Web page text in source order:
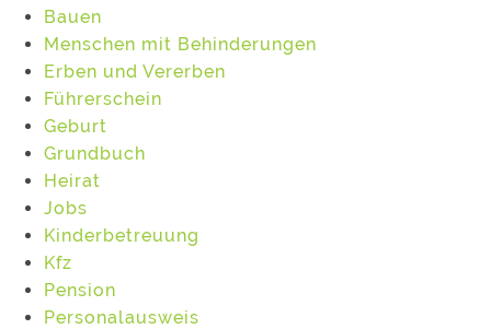
Bauen
Menschen mit Behinderungen
Erben und Vererben
Führerschein
Geburt
Grundbuch
Heirat
Jobs
Kinderbetreuung
Kfz
Pension
Personalausweis